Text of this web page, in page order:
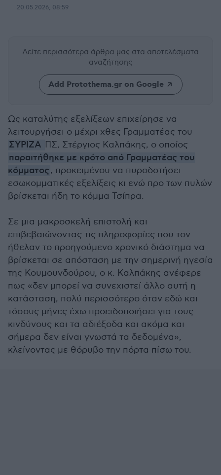
20.05.2026, 08:59
Δείτε περισσότερα άρθρα μας στα αποτελέσματα
αναζήτησης
Add Protothema.gr on Google
Ως καταλύτης εξελίξεων επιχείρησε να
λειτουργήσει ο μέχρι χθες Γραμματέας του
ΣΥΡΙΖΑ ΠΣ, Στέργιος Καλπάκης, ο οποίος
παραιτήθηκε με κρότο από Γραμματέας του
κόμματος, προκειμένου να πυροδοτήσει
εσωκομματικές εξελίξεις κι ενώ προ των πυλών
βρίσκεται ήδη το κόμμα Τσίπρα.
Σε μια μακροσκελή επιστολή και
επιβεβαιώνοντας τις πληροφορίες που τον
ήθελαν το προηγούμενο χρονικό διάστημα να
βρίσκεται σε απόσταση με την σημερινή ηγεσία
της Κουμουνδούρου, ο κ. Καλπάκης ανέφερε
πως «δεν μπορεί να συνεχιστεί άλλο αυτή η
κατάσταση, πολύ περισσότερο όταν εδώ και
τόσους μήνες έχω προειδοποιήσει για τους
κινδύνους και τα αδιέξοδα και ακόμα και
σήμερα δεν είναι γνωστά τα δεδομένα»,
κλείνοντας με θόρυβο την πόρτα πίσω του.